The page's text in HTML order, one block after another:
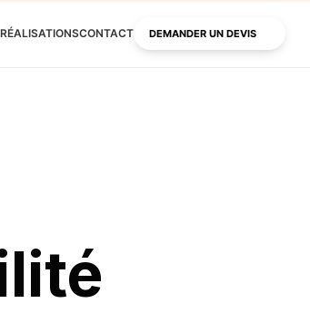
RÉALISATIONSCONTACT DEMANDER UN DEVIS